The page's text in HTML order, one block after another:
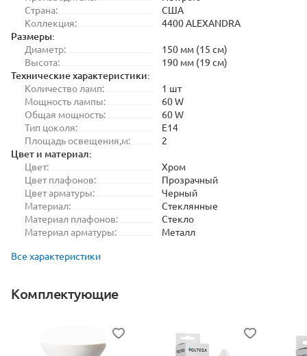
Страна:
США
Коллекция:
4400 ALEXANDRA
Размеры:
Диаметр:
150 мм (15 см)
Высота:
190 мм (19 см)
Технические характеристики:
Количество ламп:
1 шт
Мощность лампы:
60 W
Общая мощность:
60 W
Тип цоколя:
E14
Площадь освещения,м:
2
Цвет и материал:
Цвет:
Хром
Цвет плафонов:
Прозрачный
Цвет арматуры:
Черный
Материал:
Стеклянные
Материал плафонов:
Стекло
Материал арматуры:
Металл
Все характеристики
Комплектующие